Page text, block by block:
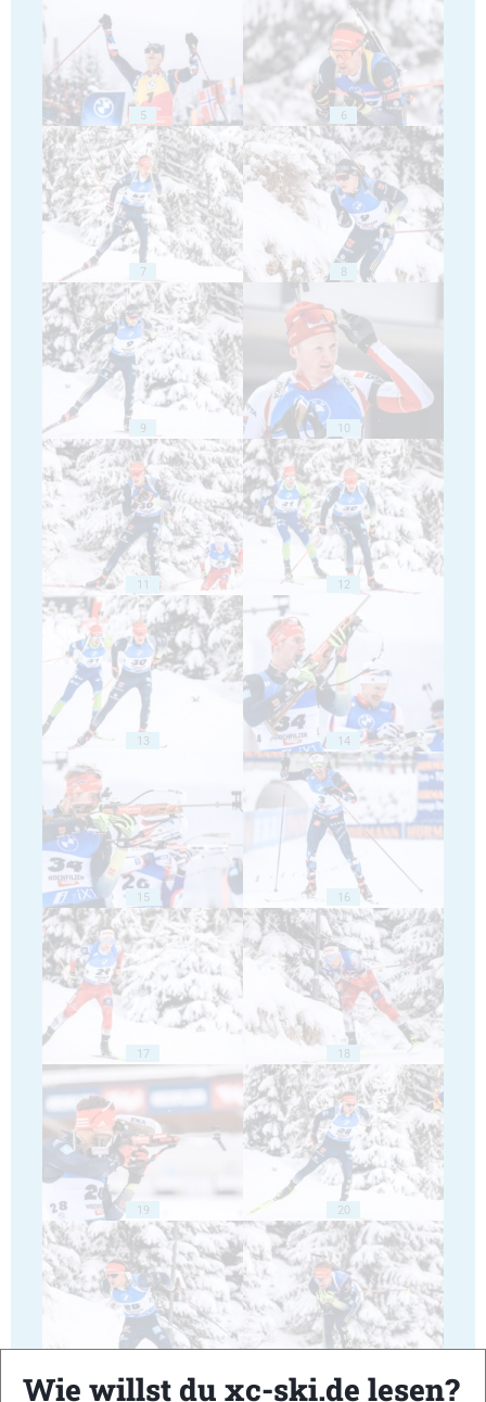
5 6
7 8
9 10
11 12
13 14
15 16
17 18
19 20
Wie willst du xc-ski.de lesen?